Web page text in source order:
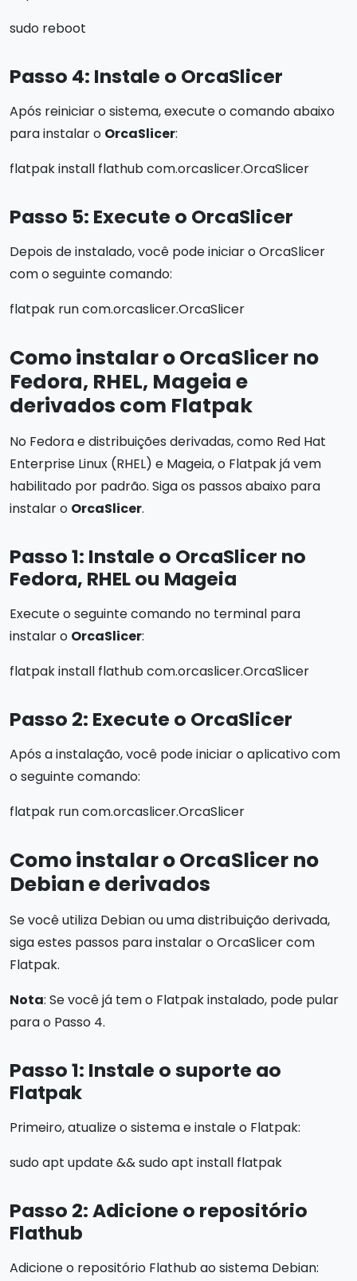
sudo reboot
Passo 4: Instale o OrcaSlicer
Após reiniciar o sistema, execute o comando abaixo
para instalar o OrcaSlicer:
flatpak install flathub com.orcaslicer.OrcaSlicer
Passo 5: Execute o OrcaSlicer
Depois de instalado, você pode iniciar o OrcaSlicer
com o seguinte comando:
flatpak run com.orcaslicer.OrcaSlicer
Como instalar o OrcaSlicer no
Fedora, RHEL, Mageia e
derivados com Flatpak
No Fedora e distribuições derivadas, como Red Hat
Enterprise Linux (RHEL) e Mageia, o Flatpak já vem
habilitado por padrão. Siga os passos abaixo para
instalar o OrcaSlicer.
Passo 1: Instale o OrcaSlicer no
Fedora, RHEL ou Mageia
Execute o seguinte comando no terminal para
instalar o OrcaSlicer:
flatpak install flathub com.orcaslicer.OrcaSlicer
Passo 2: Execute o OrcaSlicer
Após a instalação, você pode iniciar o aplicativo com
o seguinte comando:
flatpak run com.orcaslicer.OrcaSlicer
Como instalar o OrcaSlicer no
Debian e derivados
Se você utiliza Debian ou uma distribuição derivada,
siga estes passos para instalar o OrcaSlicer com
Flatpak.
Nota: Se você já tem o Flatpak instalado, pode pular
para o Passo 4.
Passo 1: Instale o suporte ao
Flatpak
Primeiro, atualize o sistema e instale o Flatpak:
sudo apt update && sudo apt install flatpak
Passo 2: Adicione o repositório
Flathub
Adicione o repositório Flathub ao sistema Debian: